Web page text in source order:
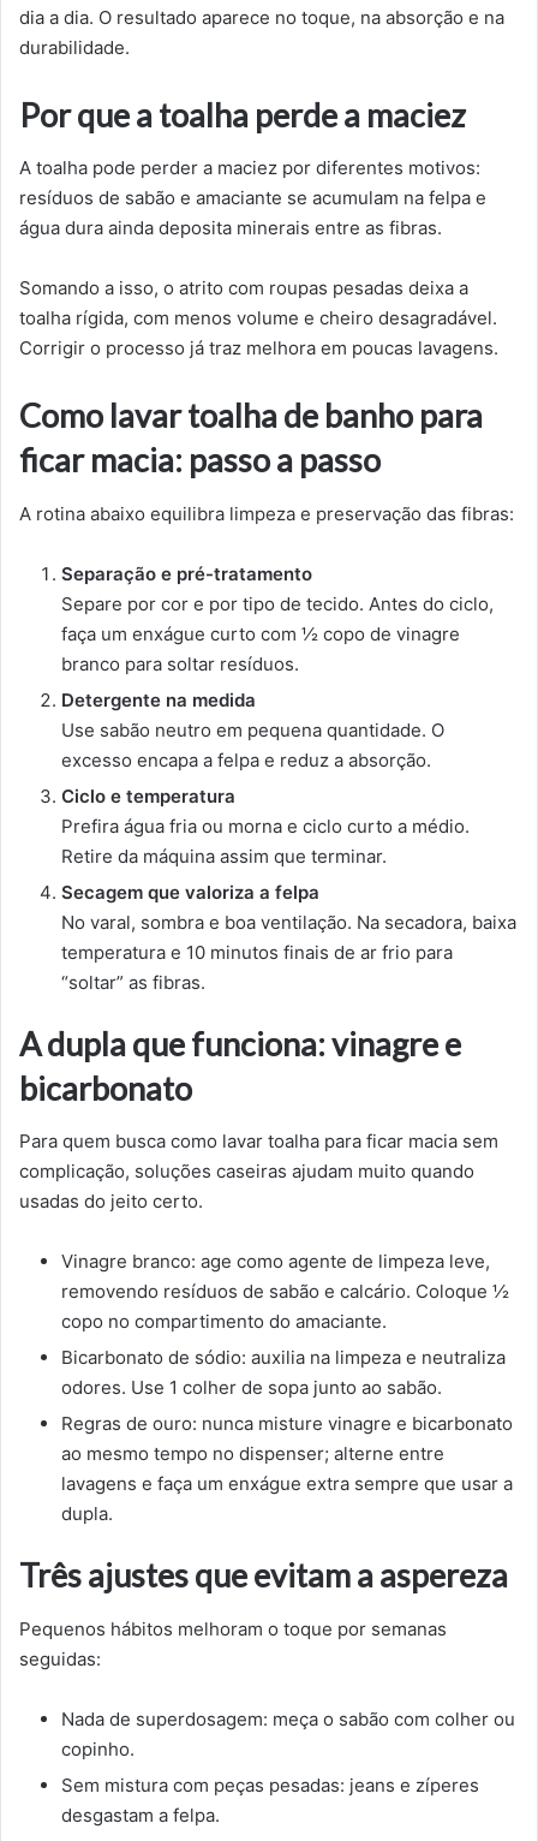
dia a dia. O resultado aparece no toque, na absorção e na
durabilidade.
Por que a toalha perde a maciez
A toalha pode perder a maciez por diferentes motivos:
resíduos de sabão e amaciante se acumulam na felpa e
água dura ainda deposita minerais entre as fibras.
Somando a isso, o atrito com roupas pesadas deixa a
toalha rígida, com menos volume e cheiro desagradável.
Corrigir o processo já traz melhora em poucas lavagens.
Como lavar toalha de banho para
ficar macia: passo a passo
A rotina abaixo equilibra limpeza e preservação das fibras:
Separação e pré-tratamento
Separe por cor e por tipo de tecido. Antes do ciclo,
faça um enxágue curto com ½ copo de vinagre
branco para soltar resíduos.
Detergente na medida
Use sabão neutro em pequena quantidade. O
excesso encapa a felpa e reduz a absorção.
Ciclo e temperatura
Prefira água fria ou morna e ciclo curto a médio.
Retire da máquina assim que terminar.
Secagem que valoriza a felpa
No varal, sombra e boa ventilação. Na secadora, baixa
temperatura e 10 minutos finais de ar frio para
“soltar” as fibras.
A dupla que funciona: vinagre e
bicarbonato
Para quem busca como lavar toalha para ficar macia sem
complicação, soluções caseiras ajudam muito quando
usadas do jeito certo.
Vinagre branco: age como agente de limpeza leve,
removendo resíduos de sabão e calcário. Coloque ½
copo no compartimento do amaciante.
Bicarbonato de sódio: auxilia na limpeza e neutraliza
odores. Use 1 colher de sopa junto ao sabão.
Regras de ouro: nunca misture vinagre e bicarbonato
ao mesmo tempo no dispenser; alterne entre
lavagens e faça um enxágue extra sempre que usar a
dupla.
Três ajustes que evitam a aspereza
Pequenos hábitos melhoram o toque por semanas
seguidas:
Nada de superdosagem: meça o sabão com colher ou
copinho.
Sem mistura com peças pesadas: jeans e zíperes
desgastam a felpa.